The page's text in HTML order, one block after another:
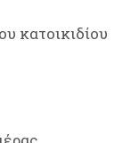
κατοικιδίου